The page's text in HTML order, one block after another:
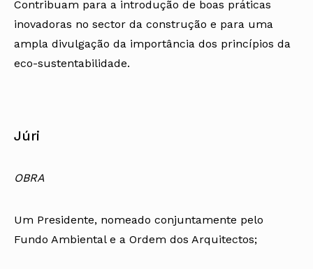
Contribuam para a introdução de boas práticas
inovadoras no sector da construção e para uma
ampla divulgação da importância dos princípios da
eco-sustentabilidade.
Júri
OBRA
Um Presidente, nomeado conjuntamente pelo
Fundo Ambiental e a Ordem dos Arquitectos;